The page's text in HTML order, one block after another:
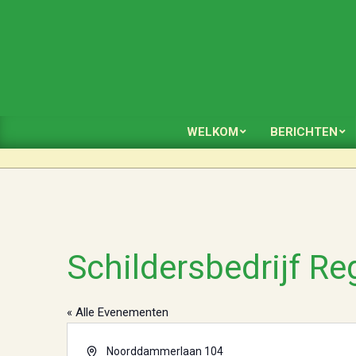
WELKOM BERICHTEN
Schildersbedrijf
« Alle Evenementen
AdresNoorddammerlaan 104